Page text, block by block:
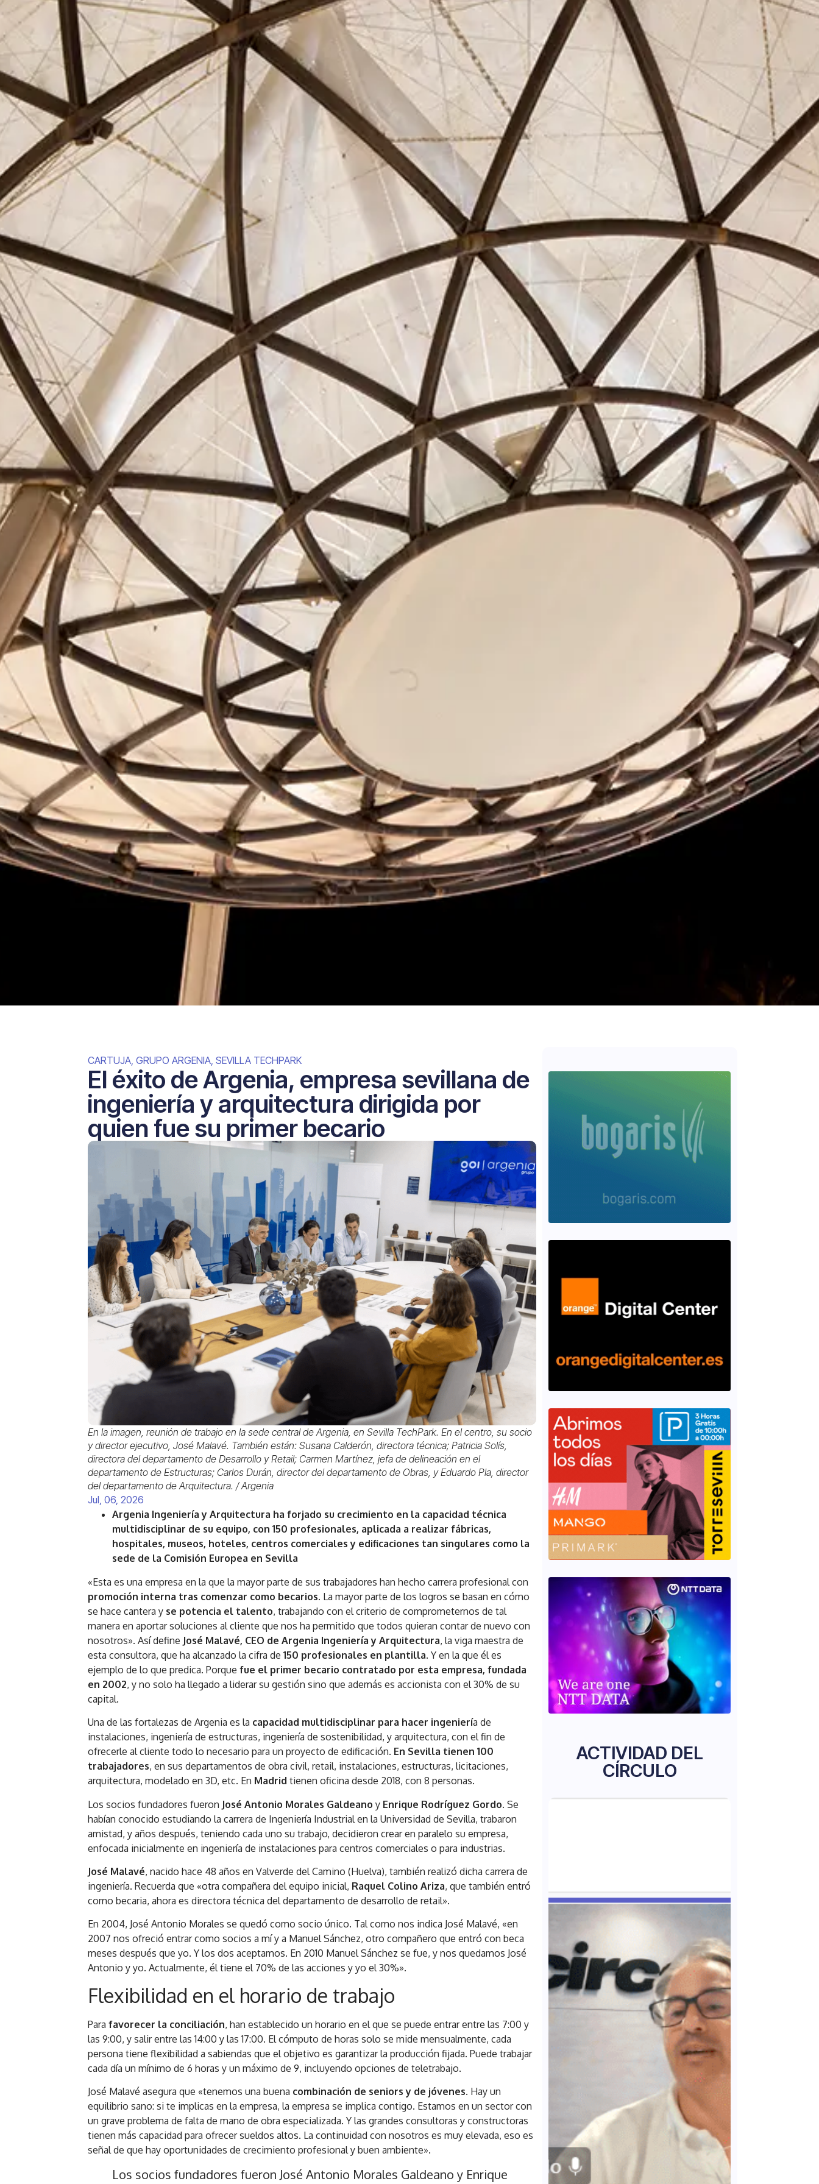
El Círculo Asociados Actualidad Contacto
CARTUJA ,GRUPO ARGENIA ,SEVILLA TECHPARK
El éxito de Argenia, empresa sevillana de
ingeniería y arquitectura dirigida por
quien fue su primer becario
En la imagen, reunión de trabajo en la sede central de Argenia, en Sevilla TechPark. En el centro, su socio
y director ejecutivo, José Malavé. También están: Susana Calderón, directora técnica; Patricia Solís,
directora del departamento de Desarrollo y Retail; Carmen Martínez, jefa de delineación en el
departamento de Estructuras; Carlos Durán, director del departamento de Obras, y Eduardo Pla, director
del departamento de Arquitectura. / Argenia
Jul, 06, 2026
Argenia Ingeniería y Arquitectura ha forjado su crecimiento en la capacidad técnica
multidisciplinar de su equipo, con 150 profesionales, aplicada a realizar fábricas,
hospitales, museos, hoteles, centros comerciales y edificaciones tan singulares como la
sede de la Comisión Europea en Sevilla
«Esta es una empresa en la que la mayor parte de sus trabajadores han hecho carrera profesional con
promoción interna tras comenzar como becarios. La mayor parte de los logros se basan en cómo
se hace cantera y se potencia el talento, trabajando con el criterio de comprometernos de tal
manera en aportar soluciones al cliente que nos ha permitido que todos quieran contar de nuevo con
nosotros». Así define José Malavé, CEO de Argenia Ingeniería y Arquitectura, la viga maestra de
esta consultora, que ha alcanzado la cifra de150 profesionales en plantilla. Y en la que él es
ejemplo de lo que predica. Porquefue el primer becario contratado por esta empresa, fundada
en 2002, y no solo ha llegado a liderar su gestión sino que además es accionista con el 30% de su
capital.
Una de las fortalezas de Argenia es la capacidad multidisciplinar para hacer ingeniería de
instalaciones, ingeniería de estructuras, ingeniería de sostenibilidad, y arquitectura, con el fin de
ofrecerle al cliente todo lo necesario para un proyecto de edificación. En Sevilla tienen 100
trabajadores, en sus departamentos de obra civil, retail, instalaciones, estructuras, licitaciones,
arquitectura, modelado en 3D, etc. En Madridtienen oficina desde 2018, con 8 personas.
Los socios fundadores fueron José Antonio Morales Galdeano y Enrique Rodríguez Gordo. Se
habían conocido estudiando la carrera de Ingeniería Industrial en la Universidad de Sevilla, trabaron
amistad, y años después, teniendo cada uno su trabajo, decidieron crear en paralelo su empresa,
enfocada inicialmente en ingeniería de instalaciones para centros comerciales o para industrias.
José Malavé, nacido hace 48 años en Valverde del Camino (Huelva), también realizó dicha carrera de
ingeniería. Recuerda que «otra compañera del equipo inicial, Raquel Colino Ariza, que también entró
como becaria, ahora es directora técnica del departamento de desarrollo de retail».
En 2004, José Antonio Morales se quedó como socio único. Tal como nos indica José Malavé, «en
2007 nos ofreció entrar como socios a mí y a Manuel Sánchez, otro compañero que entró con beca
meses después que yo. Y los dos aceptamos. En 2010 Manuel Sánchez se fue, y nos quedamos José
Antonio y yo. Actualmente, él tiene el 70% de las acciones y yo el 30%».
Flexibilidad en el horario de trabajo
Parafavorecer la conciliación, han establecido un horario en el que se puede entrar entre las 7:00 y
las 9:00, y salir entre las 14:00 y las 17:00. El cómputo de horas solo se mide mensualmente, cada
persona tiene flexibilidad a sabiendas que el objetivo es garantizar la producción fijada. Puede trabajar
cada día un mínimo de 6 horas y un máximo de 9, incluyendo opciones de teletrabajo.
José Malavé asegura que «tenemos una buena combinación de seniors y de jóvenes. Hay un
equilibrio sano: si te implicas en la empresa, la empresa se implica contigo. Estamos en un sector con
un grave problema de falta de mano de obra especializada. Y las grandes consultoras y constructoras
tienen más capacidad para ofrecer sueldos altos. La continuidad con nosotros es muy elevada, eso es
señal de que hay oportunidades de crecimiento profesional y buen ambiente».
Los socios fundadores fueron José Antonio Morales Galdeano y Enrique
ACTIVIDAD DEL
CÍRCULO